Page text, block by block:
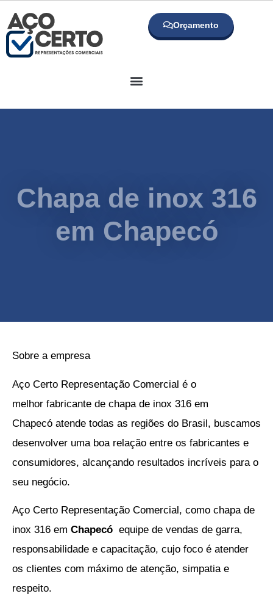
Orçamento
Chapa de inox 316
em Chapecó
Sobre a empresa
Aço Certo Representação Comercial é o
melhor fabricante de chapa de inox 316 em
Chapecó atende todas as regiões do Brasil, buscamos
desenvolver uma boa relação entre os fabricantes e
consumidores, alcançando resultados incríveis para o
seu negócio.
Aço Certo Representação Comercial, como chapa de
inox 316 em Chapecó equipe de vendas de garra,
responsabilidade e capacitação, cujo foco é atender
os clientes com máximo de atenção, simpatia e
respeito.